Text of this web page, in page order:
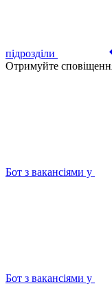
підрозділи
Отримуйте
Бот з вакансіями у
Бот з вакансіями у